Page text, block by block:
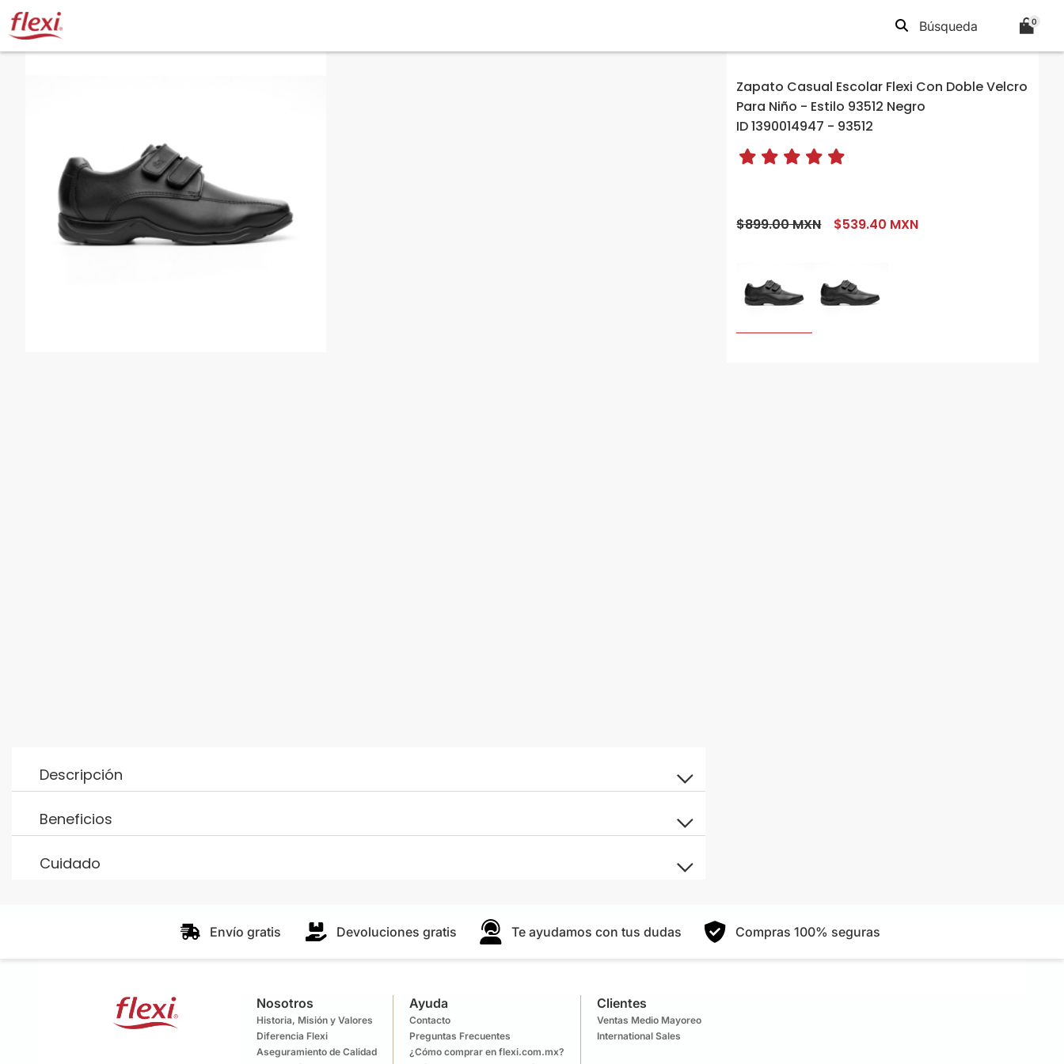
0
Zapato Casual Escolar Flexi Con Doble Velcro
Para Niño - Estilo 93512 Negro
ID 1390014947 - 93512
$899.00 MXN $539.40 MXN
Descripción
Beneficios
Cuidado
Envío gratis Devoluciones gratis Te ayudamos con tus dudas Compras 100% seguras
Nosotros
Historia, Misión y Valores
Diferencia Flexi
Aseguramiento de Calidad
Ayuda
Contacto
Preguntas Frecuentes
¿Cómo comprar en flexi.com.mx?
Clientes
Ventas Medio Mayoreo
International Sales